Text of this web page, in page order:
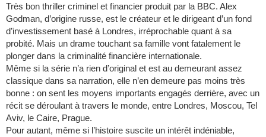
Très bon thriller criminel et financier produit par la BBC. Alex
Godman, d’origine russe, est le créateur et le dirigeant d’un fond
d’investissement basé à Londres, irréprochable quant à sa
probité. Mais un drame touchant sa famille vont fatalement le
plonger dans la criminalité financière internationale.
Même si la série n’a rien d’original et est au demeurant assez
classique dans sa narration, elle n’en demeure pas moins très
bonne : on sent les moyens importants engagés derrière, avec un
récit se déroulant à travers le monde, entre Londres, Moscou, Tel
Aviv, le Caire, Prague.
Pour autant, même si l’histoire suscite un intérêt indéniable,